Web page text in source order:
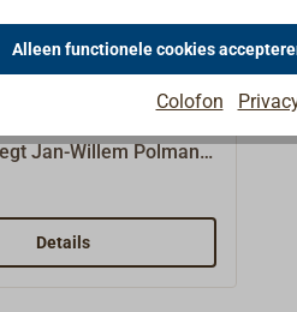
Spleisen /
Polman
Jan-Willem Polman
uit in stap-
na de
materiaalkunde.De
van de oogsplit in
Details
Alleen functionele cookies
Colofon